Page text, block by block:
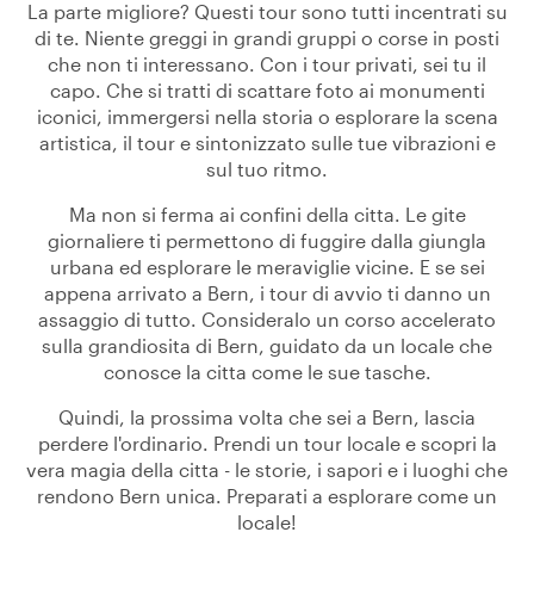
La parte migliore? Questi tour sono tutti incentrati su
di te. Niente greggi in grandi gruppi o corse in posti
che non ti interessano. Con i tour privati, sei tu il
capo. Che si tratti di scattare foto ai monumenti
iconici, immergersi nella storia o esplorare la scena
artistica, il tour e sintonizzato sulle tue vibrazioni e
sul tuo ritmo.
Ma non si ferma ai confini della citta. Le gite
giornaliere ti permettono di fuggire dalla giungla
urbana ed esplorare le meraviglie vicine. E se sei
appena arrivato a Bern, i tour di avvio ti danno un
assaggio di tutto. Consideralo un corso accelerato
sulla grandiosita di Bern, guidato da un locale che
conosce la citta come le sue tasche.
Quindi, la prossima volta che sei a Bern, lascia
perdere l'ordinario. Prendi un tour locale e scopri la
vera magia della citta - le storie, i sapori e i luoghi che
rendono Bern unica. Preparati a esplorare come un
locale!